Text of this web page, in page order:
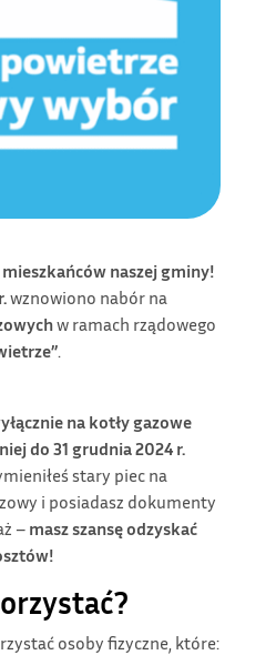
naszej gminy!
wznowiono nabór na
w ramach rządowego
.
na kotły gazowe
do 31 grudnia 2024 r.
stary piec na
i posiadasz dokumenty
– masz szansę odzyskać
osoby fizyczne, które: